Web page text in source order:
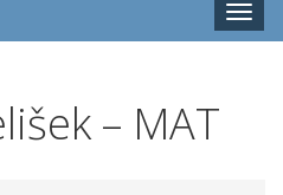
Toggle
– MAT